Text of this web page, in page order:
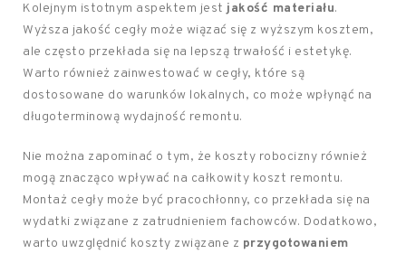
Kolejnym istotnym aspektem jestjakość materiału.
Wyższa jakość cegły może wiązać się z wyższym kosztem,
ale często przekłada się na lepszą trwałość i estetykę.
Warto również zainwestować w cegły, które są
dostosowane do warunków lokalnych, co może wpłynąć na
długoterminową wydajność remontu.
Nie można zapominać o tym, że koszty robocizny również
mogą znacząco wpływać na całkowity koszt remontu.
Montaż cegły może być pracochłonny, co przekłada się na
wydatki związane z zatrudnieniem fachowców. Dodatkowo,
warto uwzględnić koszty związane z przygotowaniem